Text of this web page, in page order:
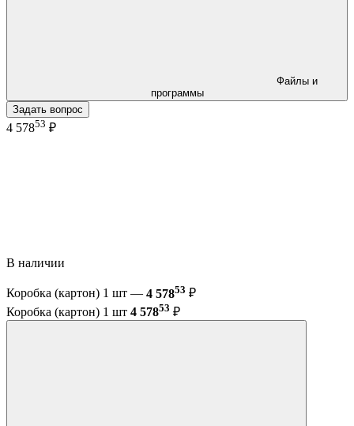
программы
Задать вопрос
4 57853 ₽
В наличии
Коробка (картон) 1 шт — 4 57853 ₽
Коробка (картон) 1 шт 4 57853 ₽